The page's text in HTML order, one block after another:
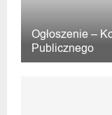
Ogłoszenie –
Publicznego